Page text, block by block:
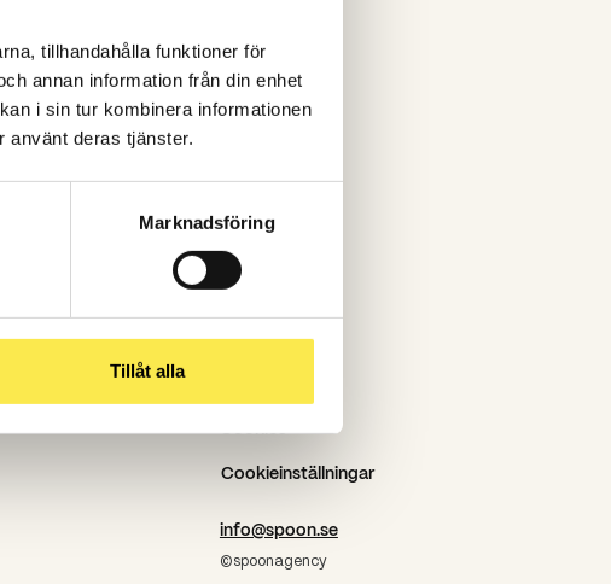
tillhandahålla funktioner för
annan information från din enhet
i sin tur kombinera informationen
använt deras tjänster.
Marknadsföring
Tillåt alla
Stockholm
Göteborg
Cookies
Cookieinställningar
info@spoon.se
©spoonagency